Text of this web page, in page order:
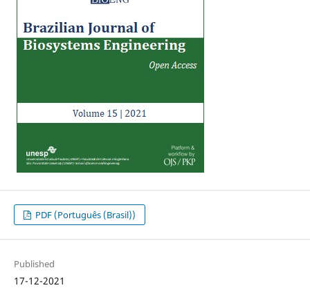
PDF (Português (Brasil))
Published
17-12-2021